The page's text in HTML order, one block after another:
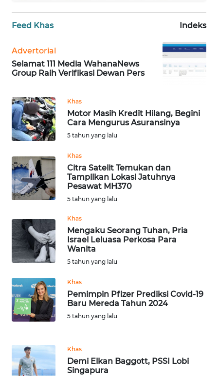
Feed Khas Indeks
Advertorial
Selamat 111 Media WahanaNews
Group Raih Verifikasi Dewan Pers
Khas
Motor Masih Kredit Hilang, Begini
Cara Mengurus Asuransinya
5 tahun yang lalu
Khas
Citra Satelit Temukan dan
Tampilkan Lokasi Jatuhnya
Pesawat MH370
5 tahun yang lalu
Khas
Mengaku Seorang Tuhan, Pria
Israel Leluasa Perkosa Para
Wanita
5 tahun yang lalu
Khas
Pemimpin Pfizer Prediksi Covid-19
Baru Mereda Tahun 2024
5 tahun yang lalu
Khas
Demi Elkan Baggott, PSSI Lobi
Singapura
WN
BANTEN
NTT
KEPRI
WN
PAPUA
WN
PAPUA
BARAT
RIAU
WN
SERAMBI
WN
JAMBI
WN
WN
NTB